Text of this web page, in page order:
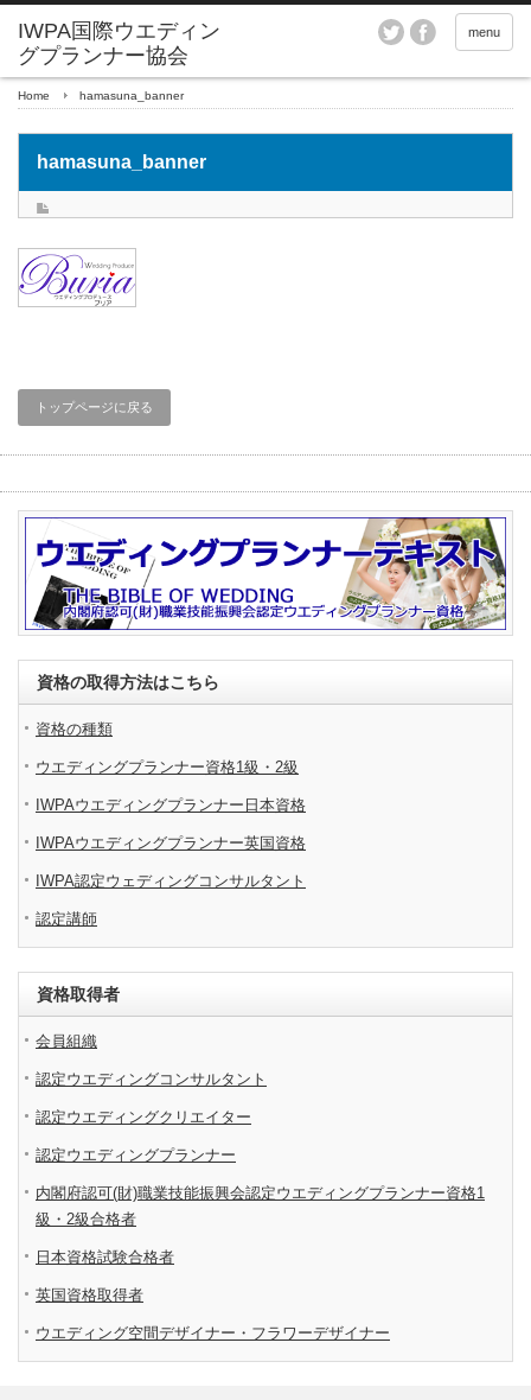
menu
Home hamasuna_banner
hamasuna_banner
トップページに戻る
資格の取得方法はこちら
資格の種類
ウエディングプランナー資格1級・2級
IWPAウエディングプランナー日本資格
IWPAウエディングプランナー英国資格
IWPA認定ウェディングコンサルタント
認定講師
資格取得者
会員組織
認定ウエディングコンサルタント
認定ウエディングクリエイター
認定ウエディングプランナー
内閣府認可(財)職業技能振興会認定ウエディングプランナー資格1
級・2級合格者
日本資格試験合格者
英国資格取得者
ウエディング空間デザイナー・フラワーデザイナー